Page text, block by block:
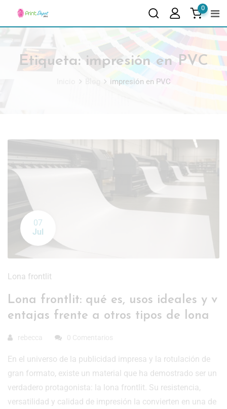
0
Etiqueta: impresión en PVC
impresión en PVC
07
Jul
Lona frontlit
Lona frontlit: qué es, usos ideales y v
entajas frente a otros tipos de lona
rebecca 0 Comentarios
En el universo de la publicidad impresa y la rotulación de
gran formato, existe un material que ha demostrado ser un
verdadero protagonista: la lona frontlit. Su resistencia,
versatilidad y calidad de impresión la convierten en una de